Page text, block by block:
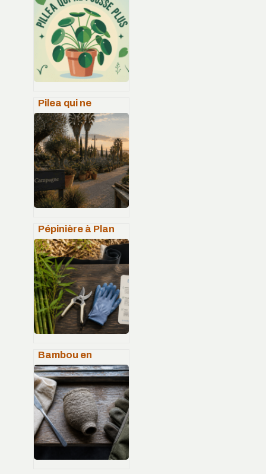
Pilea qui ne
pousse pas :
causes, solutions
et erreurs à éviter
Pépinière à Plan
de Campagne : 40
000 m² de
végétaux et 3
réflexes pour
réussir votre
aménagement
Bambou en
extérieur : 3
gestes pour brider
ses rhizomes et
sublimer son
feuillage